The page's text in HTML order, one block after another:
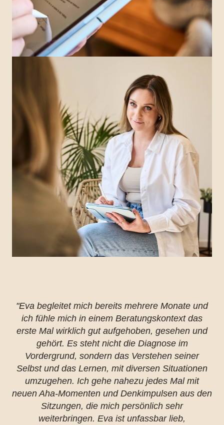
"Eva begleitet mich bereits mehrere Monate und
ich fühle mich in einem Beratungskontext das
erste Mal wirklich gut aufgehoben, gesehen und
gehört. Es steht nicht die Diagnose im
Vordergrund, sondern das Verstehen seiner
Selbst und das Lernen, mit diversen Situationen
umzugehen. Ich gehe nahezu jedes Mal mit
neuen Aha-Momenten und Denkimpulsen aus den
Sitzungen, die mich persönlich sehr
weiterbringen. Eva ist unfassbar lieb,